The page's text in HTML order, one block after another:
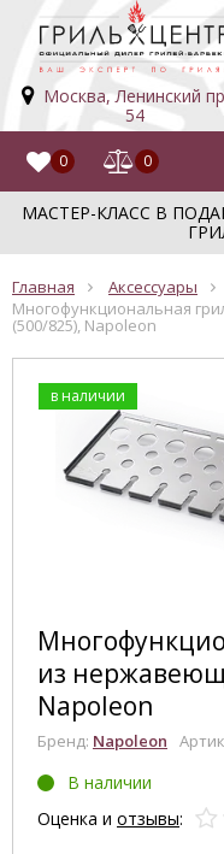
Москва, Ленинский
54
0 0
МАСТЕР-КЛАСС В
Главная Аксессуары
Многофункциональная
(500/825), Napoleon
в наличии
из
Napoleon
Бренд: Napoleon
В наличии
Оценка и отзывы: